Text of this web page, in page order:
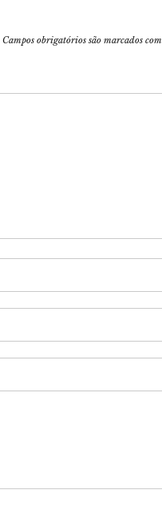
Campos obrigatórios são marcados com